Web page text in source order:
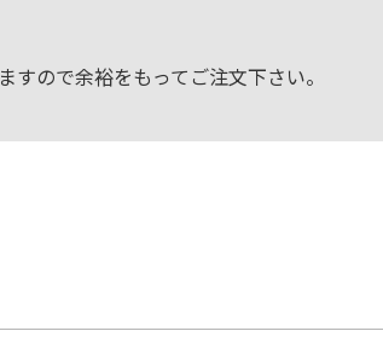
ので余裕をもってご注文下さい。